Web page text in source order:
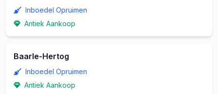
Inboedel Opruimen
Antiek Aankoop
Baarle-Hertog
Inboedel Opruimen
Antiek Aankoop